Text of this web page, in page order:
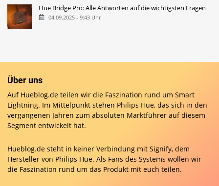
Hue Bridge Pro: Alle Antworten auf die wichtigsten Fragen
04.09.2025 - 9:43 Uhr
Über uns
Auf Hueblog.de teilen wir die Faszination rund um Smart
Lightning. Im Mittelpunkt stehen Philips Hue, das sich in den
vergangenen Jahren zum absoluten Marktführer auf diesem
Segment entwickelt hat.
Hueblog.de steht in keiner Verbindung mit Signify, dem
Hersteller von Philips Hue. Als Fans des Systems wollen wir
die Faszination rund um das Produkt mit euch teilen.